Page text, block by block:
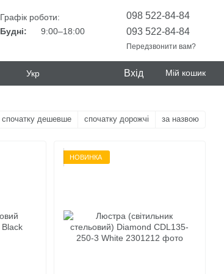
Графік роботи:
Будні:
9:00–18:00
098 522-84-84
093 522-84-84
Передзвонити вам?
Укр Вхід Мій кошик
спочатку дешевше спочатку дорожчі за назвою
НОВИНКА